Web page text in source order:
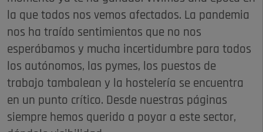
la que todos nos vemos afectados. La pandemia
nos ha traído sentimientos que no nos
esperábamos y mucha incertidumbre para todos
los autónomos, las pymes, los puestos de
trabajo tambalean y la hostelería se encuentra
en un punto crítico. Desde nuestras páginas
siempre hemos querido a poyar a este sector,